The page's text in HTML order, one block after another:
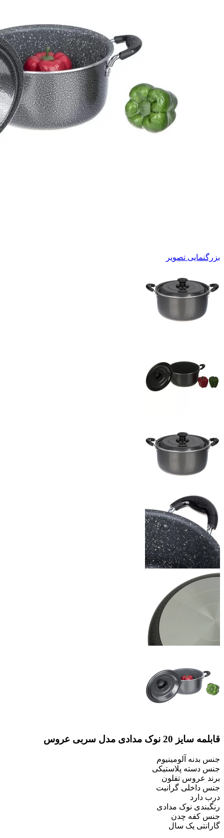
بزرگنمایی تصویر
قابلمه سایز 20 نوک مدادی مدل سربی عروس
جنس بدنه آلومینیوم
جنس دسته پلاستیکی
برند عروس تفلون
جنس داخلی گرانیت
درب دارد
رنگبندی نوک مدادی
جنس کفه چدن
گارانتی یک سال